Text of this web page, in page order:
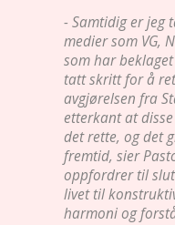
- Samtidig er jeg
medier som VG,
som har
tatt skritt for å
avgjørelsen fra
etterkant at
det rette, og det
fremtid, sier
oppfordrer til
livet til
harmoni og